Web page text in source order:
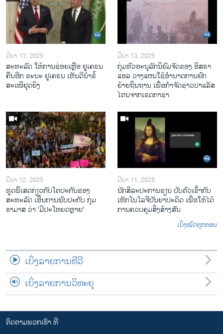
ມີນາ 13, 2025
ສະຫະລັດ ໃຫ້ການຊ່ອຍເຫຼືອ ຢູເຄຣນ
ຄືນອີກ ຂະນະ ຢູເຄຣນ ເຫັນດີນຳຂໍ້
ສະເໜີຢຸດຍິງ
ມີນາ 13, 2025
ກຸ່ມຫົວອະນຸລັກນິຍົມຈັດຂອງ ອິສຣາ
ແອລ ວາງແຜນໃຊ້ອຳນາດການຍົກ
ຍ້າຍຖິ່ນຖານ ເພື່ອກຳຈັດຊາວປາແລັສ
ໄຕນຈາກເຂດກາຊາ
ມີນາ 12, 2025
ທູດພິິເສດກ່ຽວກັບໂຕປະກັນຂອງ
ສະຫະລັດ ເອີ້ນການພົບປະກັບ ກຸ່ມ
ຮາມາສ ວ່າ 'ມີປະໂຫຍດຫຼາຍ'
ມີນາ 11, 2025
ນັກ​ສິ​ລະ​ປະ​ການ​ຂຽນ ປັບ​ຕົວ​ເຂົ້າ​ກັບ​
ເທັກ​ໂນ​ໂລ​ຈີ​ປັນ​ຍາ​ປະ​ດິດ ເພື່ອ​ໃຫ້​ໄດ້​
ກ​ານ​ຄວບ​ຄຸມ​ສິ່ງ​ສ້າງ​ສັນ
ເບິ່ງໝົດທຸກຕອນ
ເບິ່ງລາຍການທີວີ
ເບິ່ງລາຍການວິທະຍຸ
ຕິດຕາມພວກເຮົາ ທີ່